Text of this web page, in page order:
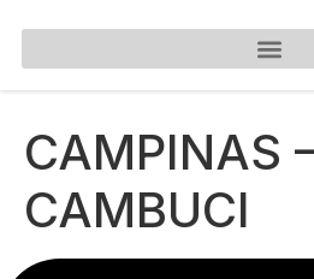
CAMPINAS
CAMBUCI